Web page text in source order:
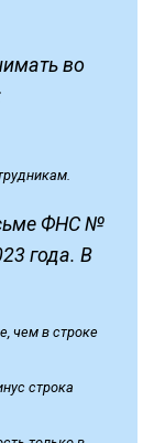
во
ФНС №
года. В
чем в строке
строка